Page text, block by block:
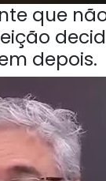
que
depois.